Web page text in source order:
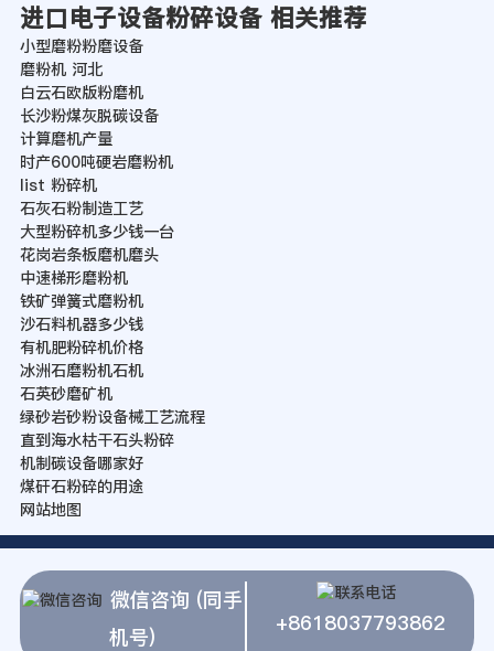
进口电子设备粉碎设备 相关推荐
小型磨粉粉磨设备
磨粉机 河北
白云石欧版粉磨机
长沙粉煤灰脱碳设备
计算磨机产量
时产600吨硬岩磨粉机
list 粉碎机
石灰石粉制造工艺
大型粉碎机多少钱一台
花岗岩条板磨机磨头
中速梯形磨粉机
铁矿弹簧式磨粉机
沙石料机器多少钱
有机肥粉碎机价格
冰洲石磨粉机石机
石英砂磨矿机
绿砂岩砂粉设备械工艺流程
直到海水枯干石头粉碎
机制碳设备哪家好
煤矸石粉碎的用途
网站地图
微信咨询 (同手
机号)
+8618037793862